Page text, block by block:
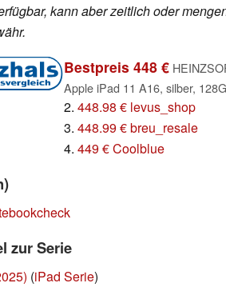
kann aber zeitlich oder
Bestpreis 448 €
2.448.98 € levus_shop
3.448.99 € breu_resale
4.449 € Coolblue
zur Serie
(iPad Serie)